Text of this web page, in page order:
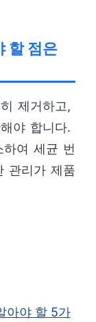
할 점은
제거하고,
야 합니다.
여 세균 번
관리가 제품
아야 할 5가